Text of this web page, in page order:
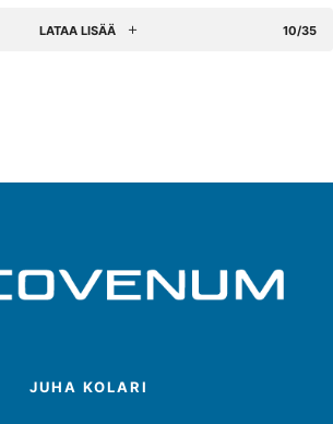
LATAA LISÄÄ 10/35
JUHA KOLARI